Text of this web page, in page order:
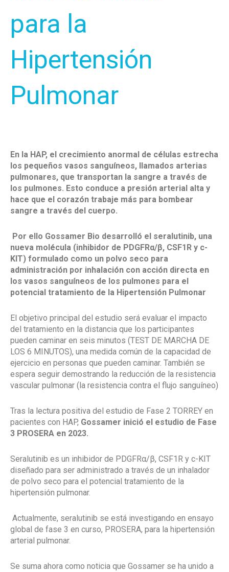
para la
Hipertensión
Pulmonar
En la HAP, el crecimiento anormal de células estrecha
los pequeños vasos sanguíneos, llamados arterias
pulmonares, que transportan la sangre a través de
los pulmones. Esto conduce a presión arterial alta y
hace que el corazón trabaje más para bombear
sangre a través del cuerpo.
Por ello Gossamer Bio desarrolló el seralutinib, una
nueva molécula (inhibidor de PDGFRα/β, CSF1R y c-
KIT) formulado como un polvo seco para
administración por inhalación con acción directa en
los vasos sanguíneos de los pulmones para el
potencial tratamiento de la Hipertensión Pulmonar
El objetivo principal del estudio será evaluar el impacto
del tratamiento en la distancia que los participantes
pueden caminar en seis minutos (TEST DE MARCHA DE
LOS 6 MINUTOS), una medida común de la capacidad de
ejercicio en personas que pueden caminar. También se
espera seguir demostrando la reducción de la resistencia
vascular pulmonar (la resistencia contra el flujo sanguíneo)
Tras la lectura positiva del estudio de Fase 2 TORREY en
pacientes con HAP, Gossamer inició el estudio de Fase
3 PROSERA en 2023.
Seralutinib es un inhibidor de PDGFRα/β, CSF1R y c-KIT
diseñado para ser administrado a través de un inhalador
de polvo seco para el potencial tratamiento de la
hipertensión pulmonar.
Actualmente, seralutinib se está investigando en ensayo
global de fase 3 en curso, PROSERA, para la hipertensión
arterial pulmonar.
Se suma ahora como noticia que Gossamer se ha unido a